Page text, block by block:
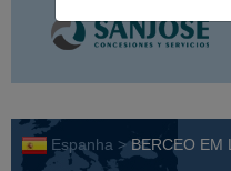
Espanha >BERCEO EM